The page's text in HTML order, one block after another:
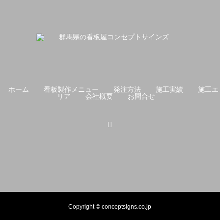
ホーム 看板製作メニュー 発注方法 施工実績
施工エ
リア
会社概要 お問合せ
Copyright © conceptsigns.co.jp